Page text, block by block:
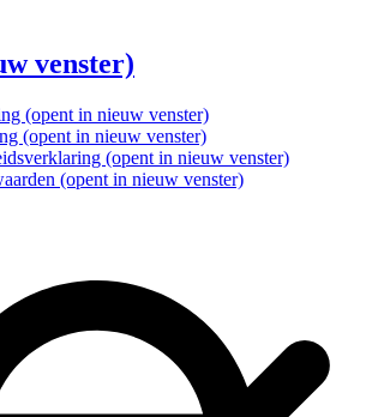
venster)
(opent in nieuw venster)
(opent in nieuw venster)
(opent in nieuw venster)
(opent in nieuw venster)